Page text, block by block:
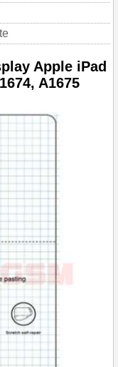
Apple iPad
A1675